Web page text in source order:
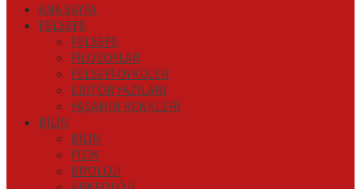
ANA SAYFA
FELSEFE
FELSEFE
FİLOZOFLAR
FELSEFİ ÖYKÜLER
EDİTÖR YAZILARI
YAŞAMIN RENKLERİ
BİLİM
BİLİM
FİZİK
BİYOLOJİ